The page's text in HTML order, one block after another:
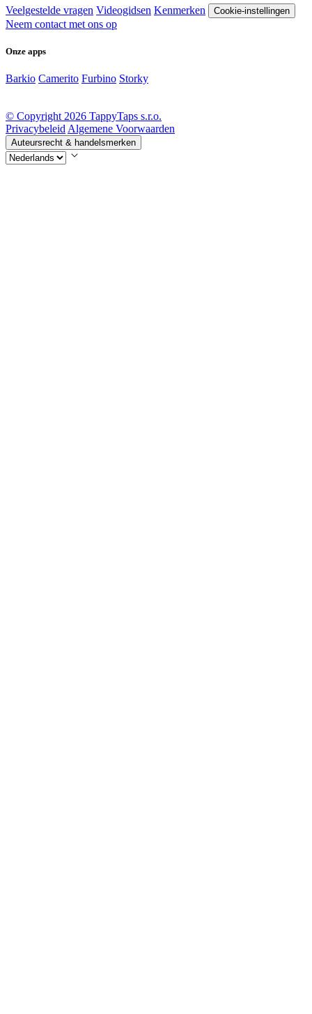
Veelgestelde vragen Videogidsen Kenmerken Cookie-instellingen
Neem contact met ons op
Onze apps
Barkio Camerito Furbino Storky
© Copyright 2026 TappyTaps s.r.o.
Privacybeleid Algemene Voorwaarden
Auteursrecht & handelsmerken